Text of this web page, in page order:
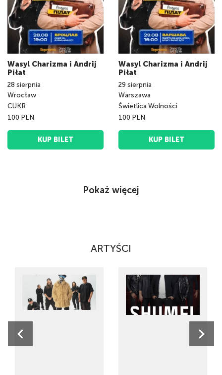
Wasyl Charizma i Andrij
Piłat
28 sierpnia
Wrocław
CUKR
100 PLN
KUP BILET
Wasyl Charizma i Andrij
Piłat
29 sierpnia
Warszawa
Świetlica Wolności
100 PLN
KUP BILET
Pokaż więcej
ARTYŚCI